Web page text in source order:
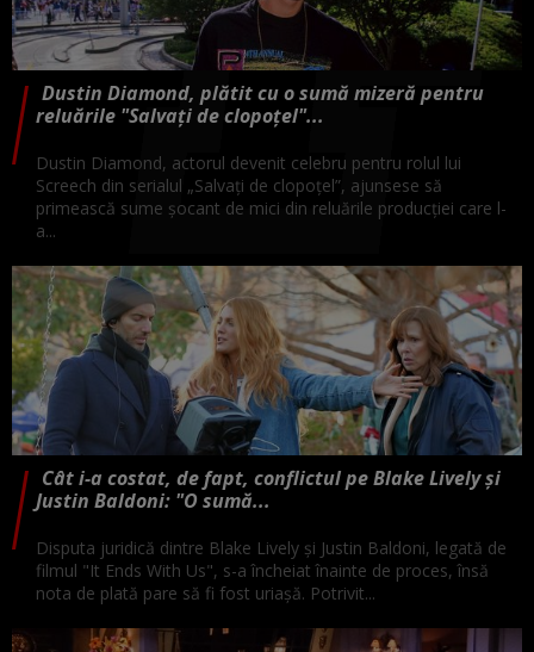
Dustin Diamond, plătit cu o sumă mizeră pentru
reluările "Salvați de clopoțel"...
Dustin Diamond, actorul devenit celebru pentru rolul lui
Screech din serialul „Salvați de clopoțel”, ajunsese să
primească sume șocant de mici din reluările producției care l-
a...
Cât i-a costat, de fapt, conflictul pe Blake Lively și
Justin Baldoni: "O sumă...
Disputa juridică dintre Blake Lively și Justin Baldoni, legată de
filmul "It Ends With Us", s-a încheiat înainte de proces, însă
nota de plată pare să fi fost uriașă. Potrivit...